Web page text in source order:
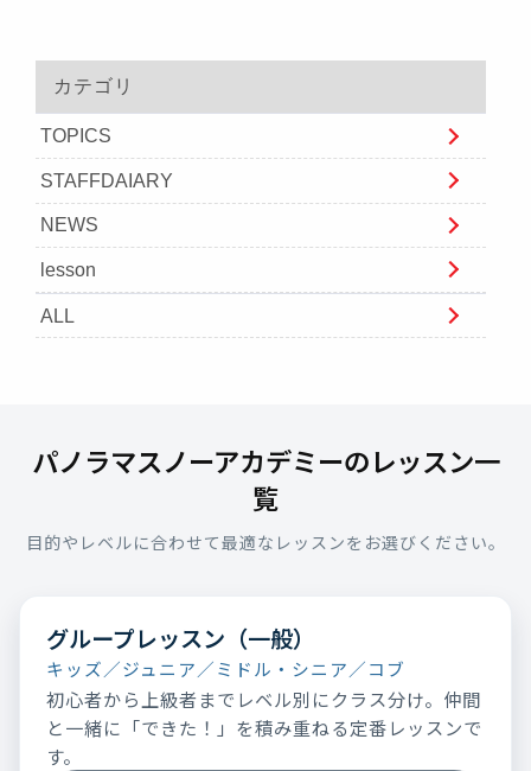
カテゴリ
TOPICS
STAFFDAIARY
NEWS
lesson
ALL
パノラマスノーアカデミーのレッスン一
覧
目的やレベルに合わせて最適なレッスンをお選びください。
グループレッスン（一般）
キッズ／ジュニア／ミドル・シニア／コブ
初心者から上級者までレベル別にクラス分け。仲間
と一緒に「できた！」を積み重ねる定番レッスンで
す。